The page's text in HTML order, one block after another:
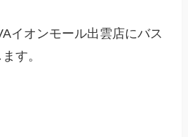
イオンモール出雲店にバス
す。